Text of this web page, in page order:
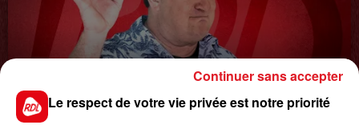
8 avril 2022
LA COURSE AU CADDIE
Le respect de votre vie privée est notre priorité
Continuer sans accepter